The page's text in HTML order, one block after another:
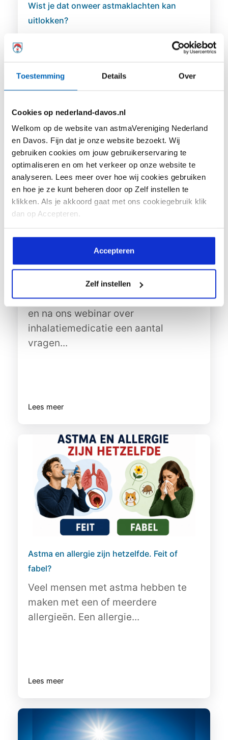
Toestemming Details Over
Cookies op nederland-davos.nl
Welkom op de website van astmaVereniging Nederland
en Davos. Fijn dat je onze website bezoekt. Wij
gebruiken cookies om jouw gebruikerservaring te
optimaliseren en om het verkeer op onze website te
analyseren. Lees meer over hoe wij cookies gebruiken
en hoe je ze kunt beheren door op Zelf instellen te
klikken. Als je akkoord gaat met ons cookiegebruik klik
dan op Accepteren.
Accepteren
Zelf instellen
Wist je dat onweer astmaklachten kan
uitlokken?
Bepaalde weersomstandigheden,
Lees meer
Vragen over inhalatiemedicatie Deel 1
We ontvingen de afgelopen periode
en na ons webinar over
inhalatiemedicatie een aantal
vragen...
Lees meer
Astma en allergie zijn hetzelfde. Feit of
fabel?
Veel mensen met astma hebben te
maken met een of meerdere
allergieën. Een allergie...
Lees meer